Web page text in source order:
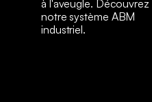
à l'aveugle. Découvrez
notre système ABM
industriel.